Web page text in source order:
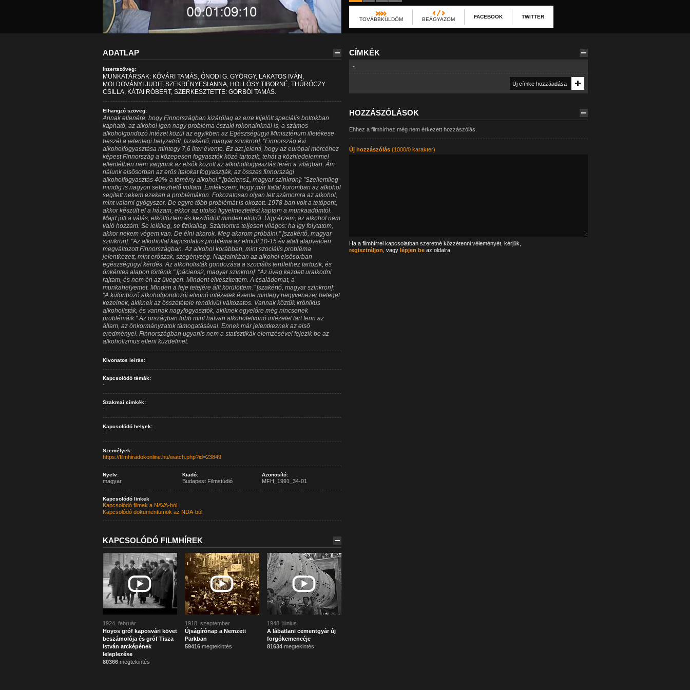
TOVÁBBKÜLDÖM BEÁGYAZOM FACEBOOK TWITTER
ADATLAP
Inzertszöveg:
MUNKATÁRSAK: KŐVÁRI TAMÁS, ÓNODI G. GYÖRGY, LAKATOS IVÁN,
MOLDOVÁNYI JUDIT, SZEKRÉNYESI ANNA, HOLLÓSY TIBORNÉ, THÚRÓCZY
CSILLA, KÁTAI RÓBERT, SZERKESZTETTE: GORBÓI TAMÁS.
Elhangzó szöveg:
Annak ellenére, hogy Finnországban kizárólag az erre kijelölt speciális boltokban
kapható, az alkohol igen nagy probléma északi rokonainknál is, a számos
alkoholgondozó intézet közül az egyikben az Egészségügyi Minisztérium illetékese
beszél a jelenlegi helyzetről. [szakértő, magyar szinkron]: "Finnország évi
alkoholfogyasztása mintegy 7,6 liter évente. Ez azt jelenti, hogy az európai mércéhez
képest Finnország a közepesen fogyasztók közé tartozik, tehát a közhiedelemmel
ellentétben nem vagyunk az elsők között az alkoholfogyasztás terén a világban. Ám
nálunk elsősorban az erős italokat fogyasztják, az összes finnországi
alkoholfogyasztás 40%-a tömény alkohol." [páciens1, magyar szinkron]: "Szellemileg
mindig is nagyon sebezhető voltam. Emlékszem, hogy már fiatal koromban az alkohol
segített nekem ezeken a problémákon. Fokozatosan olyan lett számomra az alkohol,
mint valami gyógyszer. De egyre több problémát is okozott. 1978-ban volt a tetőpont,
akkor készült el a házam, ekkor az utolsó figyelmeztetést kaptam a munkaadómtól.
Majd jött a válás, elköltöztem és kezdődött minden elölről. Úgy érzem, az alkohol nem
való hozzám. Se lelkileg, se fizikailag. Számomra teljesen világos: ha így folytatom,
akkor nekem végem van. De élni akarok. Meg akarom próbálni." [szakértő, magyar
szinkron]: "Az alkohollal kapcsolatos probléma az elmúlt 10-15 év alatt alapvetően
megváltozott Finnországban. Az alkohol korábban, mint szociális probléma
jelentkezett, mint erőszak, szegénység. Napjainkban az alkohol elsősorban
egészségügyi kérdés. Az alkoholisták gondozása a szociális területhez tartozik, és
önkéntes alapon történik." [páciens2, magyar szinkron]: "Az üveg kezdett uralkodni
rajtam, és nem én az üvegen. Mindent elveszítettem. A családomat, a
munkahelyemet. Minden a feje tetejére állt körülöttem." [szakértő, magyar szinkron]:
"A különböző alkoholgondozói elvonó intézetek évente mintegy negyvenezer beteget
kezelnek, akiknek az összetétele rendkívül változatos. Vannak köztük krónikus
alkoholisták, és vannak nagyfogyasztók, akiknek egyelőre még nincsenek
problémáik." Az országban több mint hatvan alkoholelvonó intézetet tart fenn az
állam, az önkormányzatok támogatásával. Ennek már jelentkeznek az első
eredményei. Finnországban ugyanis nem a statisztikák elemzésével fejezik be az
alkoholizmus elleni küzdelmet.
Kivonatos leírás:
Kapcsolódó témák:
-
Szakmai címkék:
-
Kapcsolódó helyek:
-
Személyek:
https://filmhiradokonline.hu/watch.php?id=23849
Nyelv:
magyar
Kiadó:
Budapest Filmstúdió
Azonosító:
MFH_1991_34-01
Kapcsolódó linkek
Kapcsolódó filmek a NAVA-ból
Kapcsolódó dokumentumok az NDA-ból
KAPCSOLÓDÓ FILMHÍREK
1924. február
Hoyos gróf kaposvári követ
beszámolója és gróf Tisza
István arcképének
leleplezése
80366megtekintés
1918. szeptember
Újságírónap a Nemzeti
Parkban
59416megtekintés
1948. június
A lábatlani cementgyár új
forgókemencéje
81634megtekintés
CÍMKÉK
-
HOZZÁSZÓLÁSOK
Ehhez a filmhírhez még nem érkezett hozzászólás.
Új hozzászólás(1000/0 karakter)
Ha a filmhírrel kapcsolatban szeretné közzétenni véleményét, kérjük,
regisztráljon , vagy lépjen beaz oldalra.